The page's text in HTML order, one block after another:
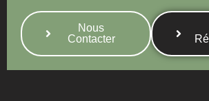
Nous
Contacter